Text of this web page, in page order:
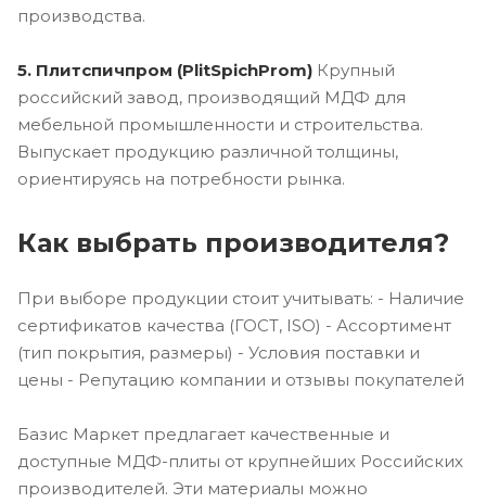
производства.
5. Плитспичпром (PlitSpichProm) Крупный
российский завод, производящий МДФ для
мебельной промышленности и строительства.
Выпускает продукцию различной толщины,
ориентируясь на потребности рынка.
Как выбрать производителя?
При выборе продукции стоит учитывать: - Наличие
сертификатов качества (ГОСТ, ISO) - Ассортимент
(тип покрытия, размеры) - Условия поставки и
цены - Репутацию компании и отзывы покупателей
Базис Маркет предлагает качественные и
доступные МДФ-плиты от крупнейших Российских
производителей. Эти материалы можно